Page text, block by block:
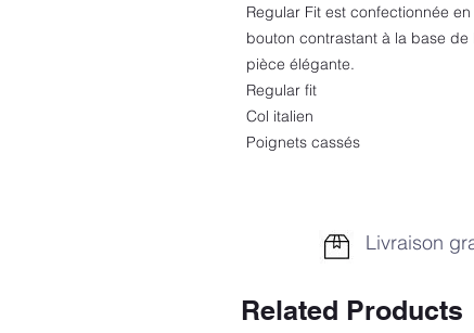
Regular Fit est confectionnée
bouton contrastant à la base
pièce élégante.
Regular fit
Col italien
Poignets cassés
Livraison
Related Products